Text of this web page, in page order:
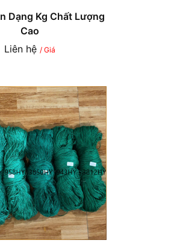
Dạng Kg Chất Lượng
Cao
Liên hệ / Giá